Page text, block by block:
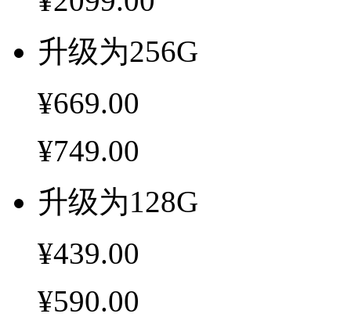
升级为256G
¥669.00
¥749.00
升级为128G
¥439.00
¥590.00